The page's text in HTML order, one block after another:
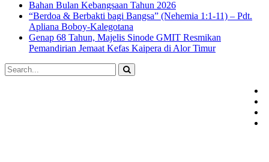
Bahan Bulan Kebangsaan Tahun 2026
“Berdoa & Berbakti bagi Bangsa” (Nehemia 1:1-11) – Pdt.
Apliana Boboy-Kalegotana
Genap 68 Tahun, Majelis Sinode GMIT Resmikan
Pemandirian Jemaat Kefas Kaipera di Alor Timur
Search
for: